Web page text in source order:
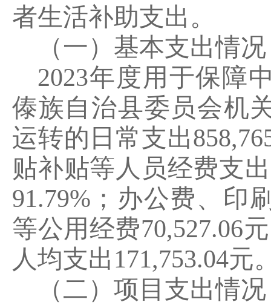
者生活补助支出。
（一）基本支出情况
2023年度用于保障
傣族自治县委员会机
运转的日常支出
贴补贴等人员经费支出
91.79% ；办公费、印
等公用经费70,527.06
人均支出171,753.04元
（二）项目支出情况